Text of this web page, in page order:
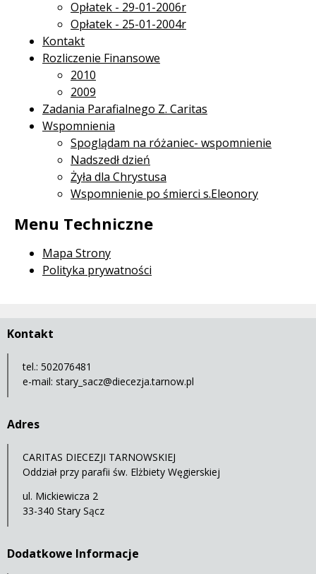
Opłatek - 29-01-2006r
Opłatek - 25-01-2004r
Kontakt
Rozliczenie Finansowe
2010
2009
Zadania Parafialnego Z. Caritas
Wspomnienia
Spoglądam na różaniec- wspomnienie
Nadszedł dzień
Żyła dla Chrystusa
Wspomnienie po śmierci s.Eleonory
Menu Techniczne
Mapa Strony
Polityka prywatności
Kontakt
tel.: 502076481
e-mail: stary_sacz@diecezja.tarnow.pl
Adres
CARITAS DIECEZJI TARNOWSKIEJ
Oddział przy parafii św. Elżbiety Węgierskiej
ul. Mickiewicza 2
33-340 Stary Sącz
Dodatkowe Informacje